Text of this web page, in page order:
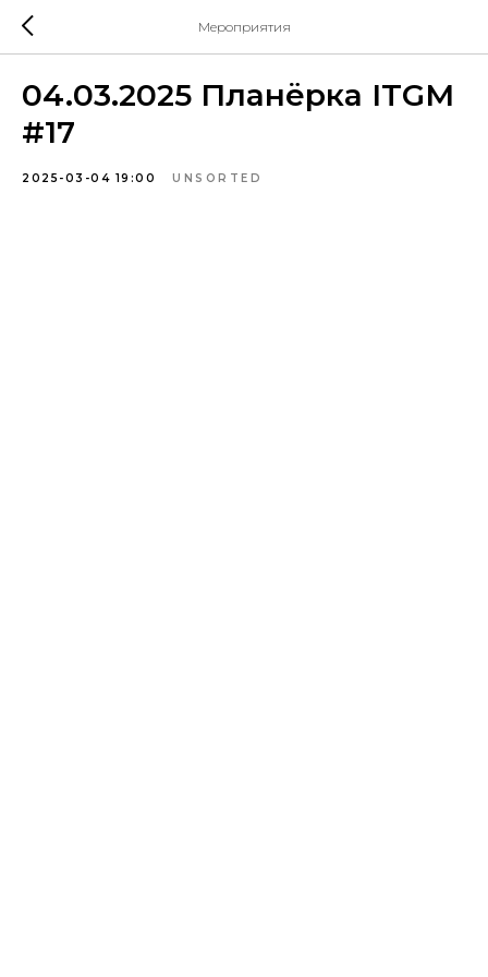
Мероприятия
04.03.2025 Планёрка ITGM
#17
2025-03-04 19:00 UNSORTED